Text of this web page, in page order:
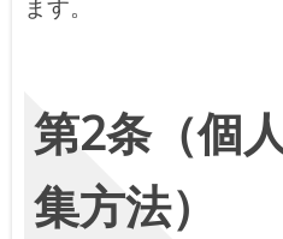
ます。
第2条（個
集方法）